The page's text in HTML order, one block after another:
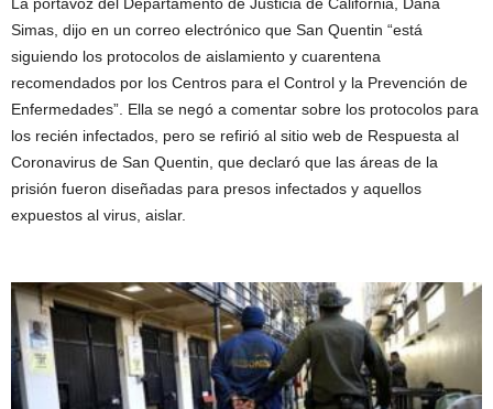
Simas, dijo en un correo electrónico que San Quentin “está
siguiendo los protocolos de aislamiento y cuarentena
recomendados por los Centros para el Control y la Prevención de
Enfermedades”. Ella se negó a comentar sobre los protocolos para
los recién infectados, pero se refirió al sitio web de Respuesta al
Coronavirus de San Quentin, que declaró que las áreas de la
prisión fueron diseñadas para presos infectados y aquellos
expuestos al virus, aislar.